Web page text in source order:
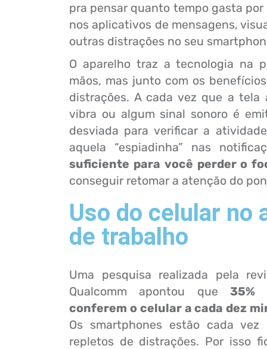
pra pensar quanto tempo gasta por
nos aplicativos de mensagens,
outras distrações no seu
O aparelho traz a tecnologia na
mãos, mas junto com os
distrações. A cada vez que a tela
vibra ou algum sinal sonoro é
desviada para verificar a
aquela “espiadinha” nas
suficiente para você perder o
conseguir retomar a atenção do
Uso do celular no
de trabalho
Uma pesquisa realizada pela
Qualcomm apontou que35%
conferem o celular a cada dez
Os smartphones estão cada
repletos de distrações. Por isso